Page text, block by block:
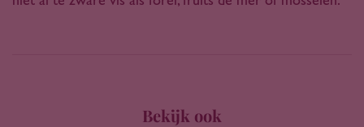
Bekijk ook